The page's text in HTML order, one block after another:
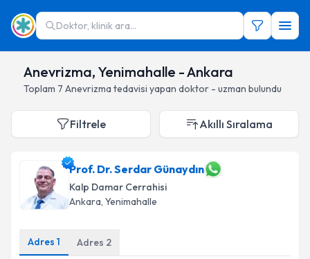
Doktor, klinik ara...
Anevrizma, Yenimahalle - Ankara
Toplam 7 Anevrizma tedavisi yapan doktor - uzman bulundu
Filtrele Akıllı Sıralama
Prof. Dr. Serdar Günaydın
Kalp Damar Cerrahisi
Ankara, Yenimahalle
Adres 1 Adres 2